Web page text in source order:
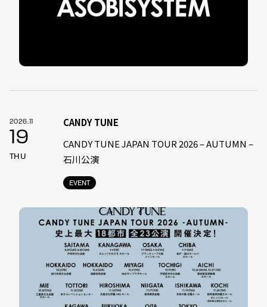
2026.11
19
THU
EVENT
CANDY TUNE
CANDY TUNE JAPAN TOUR 2026 – AUTUMN –
石川公演